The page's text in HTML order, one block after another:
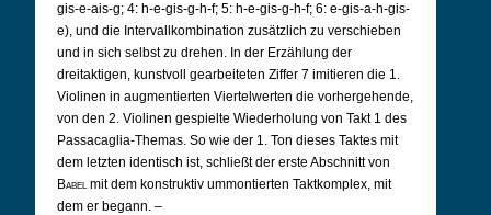
gis-e-ais-g; 4: h-e-gis-g-h-f; 5: h-e-gis-g-h-f; 6: e-gis-a-h-gis-
e), und die Intervallkombination zusätzlich zu verschieben
und in sich selbst zu drehen. In der Erzählung der
dreitaktigen, kunstvoll gearbeiteten Ziffer 7 imitieren die 1.
Violinen in augmentierten Viertelwerten die vorhergehende,
von den 2. Violinen gespielte Wiederholung von Takt 1 des
Passacaglia-Themas. So wie der 1. Ton dieses Taktes mit
dem letzten identisch ist, schließt der erste Abschnitt von
Babelmit dem konstruktiv ummontierten Taktkomplex, mit
dem er begann. –